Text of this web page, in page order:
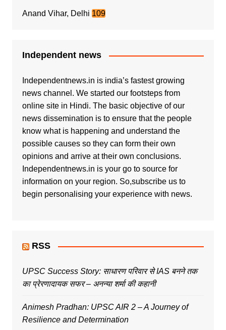
Anand Vihar, Delhi 109
Independent news
Independentnews.in is india’s fastest growing
news channel. We started our footsteps from
online site in Hindi. The basic objective of our
news dissemination is to ensure that the people
know what is happening and understand the
possible causes so they can form their own
opinions and arrive at their own conclusions.
Independentnews.in is your go to source for
information on your region. So,subscribe us to
begin personalising your experience with news.
RSS
UPSC Success Story: साधारण परिवार से IAS बनने तक
का प्रेरणादायक सफर – अनन्या शर्मा की कहानी
Animesh Pradhan: UPSC AIR 2 – A Journey of
Resilience and Determination